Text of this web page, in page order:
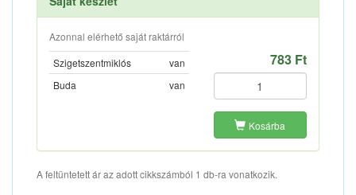
Azonnal elérhető saját raktárról
Szigetszentmiklós
van
Buda
van
783 Ft
Kosárba
A feltüntetett ár az adott cikkszámból 1 db-ra vonatkozik.